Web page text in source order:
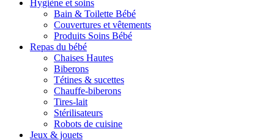
Hygiène et soins
Bain & Toilette Bébé
Couvertures et vêtements
Produits Soins Bébé
Repas du bébé
Chaises Hautes
Biberons
Tétines & sucettes
Chauffe-biberons
Tires-lait
Stérilisateurs
Robots de cuisine
Jeux & jouets